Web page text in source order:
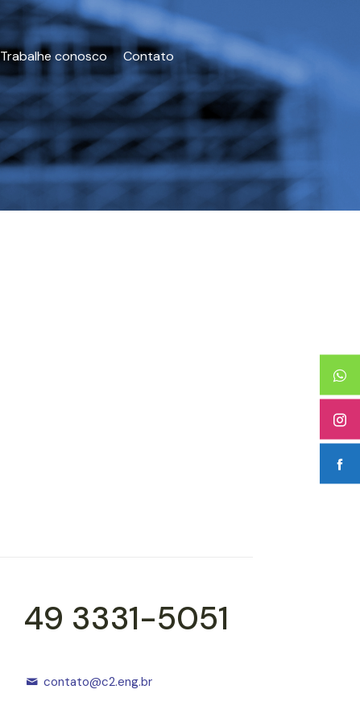
Trabalhe conosco Contato
49 3331-5051
contato@c2.eng.br